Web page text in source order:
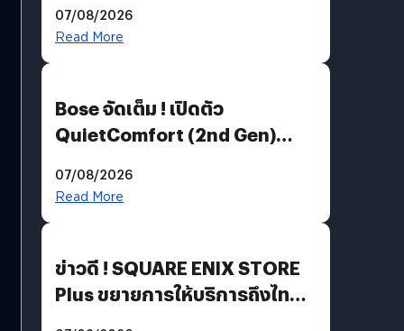
มีภาษาไทยด้วย
07/08/2026
Read More
Bose จัดเต็ม ! เปิดตัว
QuietComfort (2nd Gen)
07/08/2026
Read More
ข่าวดี ! SQUARE ENIX STORE
Plus ขยายการให้บริการถึงไทย